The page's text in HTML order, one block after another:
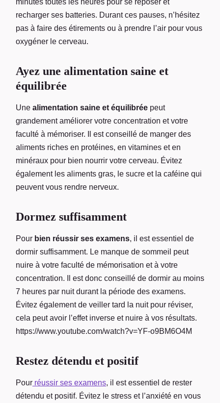
recharger ses batteries. Durant ces pauses, n’hésitez
pas à faire des étirements ou à prendre l’air pour vous
oxygéner le cerveau.
Ayez une alimentation saine et
équilibrée
Une alimentation saine et équilibrée peut
grandement améliorer votre concentration et votre
faculté à mémoriser. Il est conseillé de manger des
aliments riches en protéines, en vitamines et en
minéraux pour bien nourrir votre cerveau. Évitez
également les aliments gras, le sucre et la caféine qui
peuvent vous rendre nerveux.
Dormez suffisamment
Pour bien réussir ses examens, il est essentiel de
dormir suffisamment. Le manque de sommeil peut
nuire à votre faculté de mémorisation et à votre
concentration. Il est donc conseillé de dormir au moins
7 heures par nuit durant la période des examens.
Évitez également de veiller tard la nuit pour réviser,
cela peut avoir l’effet inverse et nuire à vos résultats.
https://www.youtube.com/watch?v=YF-o9BM6O4M
Restez détendu et positif
Pour réussir ses examens, il est essentiel de rester
détendu et positif. Évitez le stress et l’anxiété en vous